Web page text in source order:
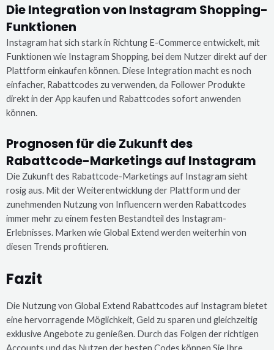
Die Integration von Instagram Shopping-
Funktionen
Instagram hat sich stark in Richtung E-Commerce entwickelt, mit
Funktionen wie Instagram Shopping, bei dem Nutzer direkt auf der
Plattform einkaufen können. Diese Integration macht es noch
einfacher, Rabattcodes zu verwenden, da Follower Produkte
direkt in der App kaufen und Rabattcodes sofort anwenden
können.
Prognosen für die Zukunft des
Rabattcode-Marketings auf Instagram
Die Zukunft des Rabattcode-Marketings auf Instagram sieht
rosig aus. Mit der Weiterentwicklung der Plattform und der
zunehmenden Nutzung von Influencern werden Rabattcodes
immer mehr zu einem festen Bestandteil des Instagram-
Erlebnisses. Marken wie Global Extend werden weiterhin von
diesen Trends profitieren.
Fazit
Die Nutzung von Global Extend Rabattcodes auf Instagram bietet
eine hervorragende Möglichkeit, Geld zu sparen und gleichzeitig
exklusive Angebote zu genießen. Durch das Folgen der richtigen
Accounts und das Nutzen der besten Codes können Sie Ihre